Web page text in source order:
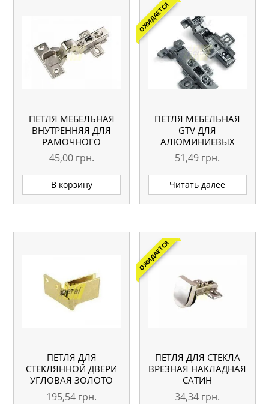
ПЕТЛЯ МЕБЕЛЬНАЯ
ВНУТРЕННЯЯ ДЛЯ
РАМОЧНОГО
АЛЮМИНИЕВОГО
ПРОФИЛЯ ALP
45,00 грн.
В корзину
ОЖИДАЕТСЯ
ПЕТЛЯ МЕБЕЛЬНАЯ
GTV ДЛЯ
АЛЮМИНИЕВЫХ
РАМОК НАКЛАДНАЯ
ZP-RALUH2-00
51,49 грн.
Читать далее
ПЕТЛЯ ДЛЯ
СТЕКЛЯННОЙ ДВЕРИ
УГЛОВАЯ ЗОЛОТО
195,54 грн.
ОЖИДАЕТСЯ
ПЕТЛЯ ДЛЯ СТЕКЛА
ВРЕЗНАЯ НАКЛАДНАЯ
САТИН
34,34 грн.